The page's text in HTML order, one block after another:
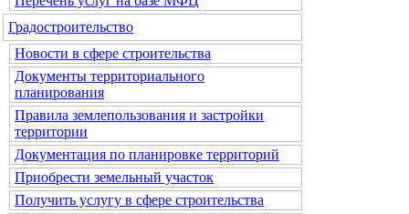
Градостроительство
Новости в сфере строительства
Документы территориального
планирования
Правила землепользования и застройки
территории
Документация по планировке территорий
Приобрести земельный участок
Получить услугу в сфере строительства